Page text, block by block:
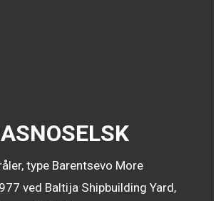
type Barentsevo More
ved Baltija Shipbuilding Yard,